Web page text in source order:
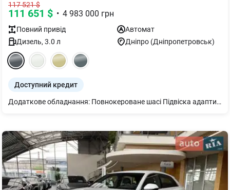
117 521$
111 651 $ • 4 983 000 грн
Повний привід
Автомат
Дизель, 3.0 л Дніпро (Дніпропетровськ)
Доступний кредит
Додаткове обладнання: Повнокероване шасі Підвіска адаптивна пневматична Кермо 3-спицеве шкіряне з підігрівом Сидіння заднє plus Рейлінги на даху чорні Підігрів передніх і задніх сидінь Дзеркало внутрішнє з автом. затемненням безрамне Подушки безпеки бічні спереду та позаду Пакет оптичний чорний плюс Підлокітник централ. передній комфортний Дзеркала з пам’яттю і автом. затемненням з обох боків, електричним налаштуванням, підігрівом Елемент інтер’єру зверху у шкірі та елементи інтер’єру знизу у штучній шкірі Декор дуб сірий Задні ліхтарі цифрові OLED світлодіодні. Клімат-контроль 4-зональний Склоочисники адаптивні з вбудованими форсунками для омиву Асистент нічного бачення Audi virtual cockpit plus Світлодіодне освітлення зони посадки Подовжена гарантія додатково 2 роки або 120 000 км Органи управління глянцево-чорні з тактильним зв^язком та алюмінієвою оптикою в інтер^єрі. Шкіра Valcona в ромбовидному виконанні та тисненням S. Гальмівні супорти червоного кольору Пакет-асистент Місто Пакет-асистент Паркування вкл. камери кругового огляду. Комфортний ключ Екстер єр - пакет S line идіння передні з пам’яттю та з електрорегулюванням; з функцією пам’яті для обох передніх сидінь. Світлодіодні матричні фари HD Matrix з лазерними модулями Сидіння передні спортивні plus Засклення Privacy Фонова підсвітка plus Диски 5 W-подібних спиць 10Jx21 сірий графіт Засклення акустичне бічних вікон Адаптивний асистент швидкості вкл. обмежувач швидкості, асистент ефективності, систему аварійного кермового керування та асистент лівого повороту; Адаптивний асистент водія з системою екстренного гальмування Спортивний пакет S line Пакет Бізнес - сервопривід зачинення дверей - Audi smartphone interface - Audi phone box light - рульова колонка з електроприводом регулювання - відсутність позначень моделі, технології на потужності на багажнику - 2 роз’єми USB-С з можливістю заряджання у задній частині салону, 2 роз’єми USB-С у 1-му ряді сидінь - шторка сонцезахисна з електроприводом для задніх бокових вікон, з ручним приводом для заднього скла. Шов червоного кольору Audi Sport